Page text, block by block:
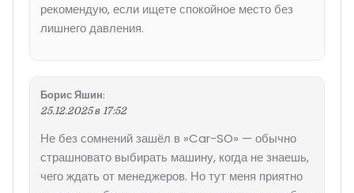
рекомендую, если ищете спокойное место без
лишнего давления.
Борис Яшин:
25.12.2025 в 17:52
Не без сомнений зашёл в »Car-SO» — обычно
страшновато выбирать машину, когда не знаешь,
чего ждать от менеджеров. Но тут меня приятно